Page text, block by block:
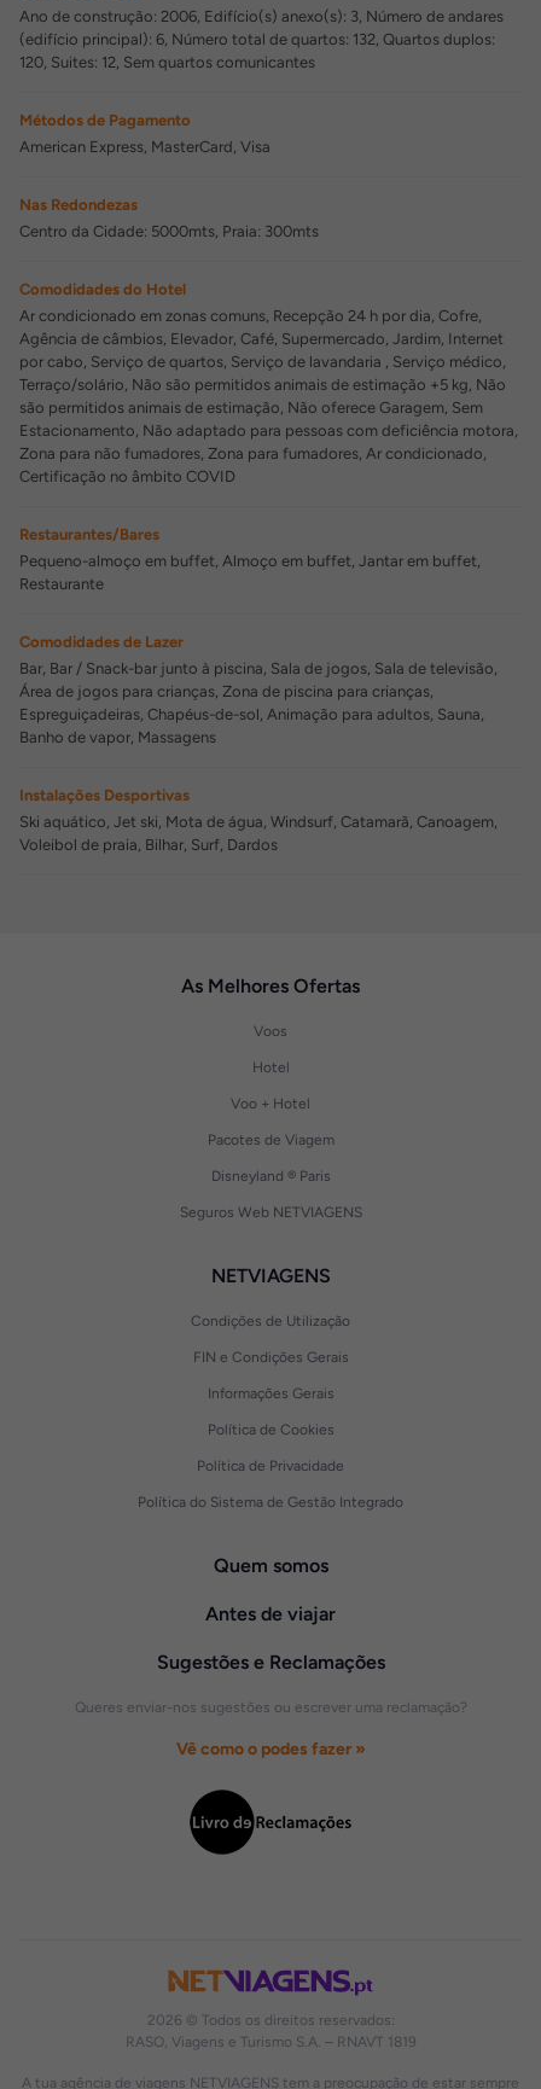
Ano de construção: 2006, Edifício(s) anexo(s): 3, Número de andares
(edifício principal): 6, Número total de quartos: 132, Quartos duplos:
120, Suites: 12, Sem quartos comunicantes
Métodos de Pagamento
American Express, MasterCard, Visa
Nas Redondezas
Centro da Cidade: 5000mts, Praia: 300mts
Comodidades do Hotel
Ar condicionado em zonas comuns, Recepção 24 h por dia, Cofre,
Agência de câmbios, Elevador, Café, Supermercado, Jardim, Internet
por cabo, Serviço de quartos, Serviço de lavandaria , Serviço médico,
Terraço/solário, Não são permitidos animais de estimação +5 kg, Não
são permitidos animais de estimação, Não oferece Garagem, Sem
Estacionamento, Não adaptado para pessoas com deficiência motora,
Zona para não fumadores, Zona para fumadores, Ar condicionado,
Certificação no âmbito COVID
Restaurantes/Bares
Pequeno-almoço em buffet, Almoço em buffet, Jantar em buffet,
Restaurante
Comodidades de Lazer
Bar, Bar / Snack-bar junto à piscina, Sala de jogos, Sala de televisão,
Área de jogos para crianças, Zona de piscina para crianças,
Espreguiçadeiras, Chapéus-de-sol, Animação para adultos, Sauna,
Banho de vapor, Massagens
Instalações Desportivas
Ski aquático, Jet ski, Mota de água, Windsurf, Catamarã, Canoagem,
Voleibol de praia, Bilhar, Surf, Dardos
2026 © Todos os direitos reservados:
RASO, Viagens e Turismo S.A. – RNAVT 1819
A tua agência de viagens NETVIAGENS tem a preocupação de estar sempre
As Melhores Ofertas
Voos
Hotel
Voo + Hotel
Pacotes de Viagem
Disneyland ® Paris
Seguros Web NETVIAGENS
NETVIAGENS
Condições de Utilização
FIN e Condições Gerais
Informações Gerais
Política de Cookies
Política de Privacidade
Política do Sistema de Gestão Integrado
Quem somos
Antes de viajar
Sugestões e Reclamações
Queres enviar-nos sugestões ou escrever uma reclamação?
Vê como o podes fazer »